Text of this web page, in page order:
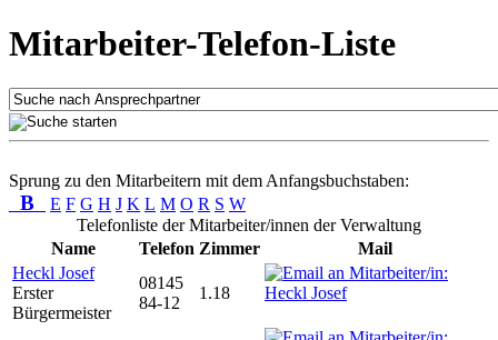
Mitarbeiter-Telefon-Liste
Sprung zu den Mitarbeitern mit dem Anfangsbuchstaben:
B E F G H J K L M O R S W
Telefonliste der Mitarbeiter/innen der Verwaltung
Name
Telefon Zimmer
Mail
Heckl Josef
Erster
Bürgermeister
08145
84-12
1.18